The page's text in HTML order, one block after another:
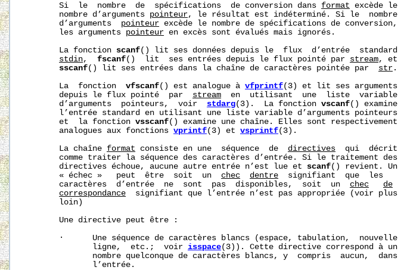
       Si  le  nombre  de  spécifications  de conversion dans
format excède le
       nombre d’arguments
pointeur, le résultat est indéterminé. Si le  nombre
       d’arguments
pointeur excède le nombre de spécifications de conversion,
       les arguments
pointeur en excès sont évalués mais ignorés.
       La fonction
scanf() lit ses données depuis le  flux  d’entrée  standard
stdin, fscanf()  lit  ses entrées depuis le flux pointé par stream, et
sscanf() lit ses entrées dans la chaîne de caractères pointée par str .
       La  fonction
vfscanf() est analogue à vfprintf(3) et lit ses arguments
       depuis le flux pointé  par
stream
  en  utilisant  une  liste  variable
       d’arguments  pointeurs,  voir
stdarg(3).  La fonction vscanf() examine
       l’entrée standard en utilisant une liste variable d’arguments pointeurs
       et  la fonction
vsscanf() examine une chaîne. Elles sont respectivement
       analogues aux fonctions
vprintf(3) et vsprintf(3).
       La chaîne
format consiste en une  séquence  de directives
  qui  décrit
       comme traiter la séquence des caractères d’entrée. Si le traitement des
       directives échoue, aucune autre entrée n’est lue et
scanf() revient. Un
       « échec »   peut  être  soit  un
chec d entre
  signifiant  que  les
       caractères  d’entrée  ne  sont  pas  disponibles,  soit  un
chec
de
correspondance
  signifiant que l’entrée n’est pas appropriée (voir plus
       loin)
       Une directive peut être :
       ·      Une séquence de caractères blancs (espace, tabulation,  nouvelle
              ligne,  etc.;  voir
isspace(3)). Cette directive correspond à un
              nombre quelconque de caractères blancs, y  compris  aucun,  dans
              l’entrée.